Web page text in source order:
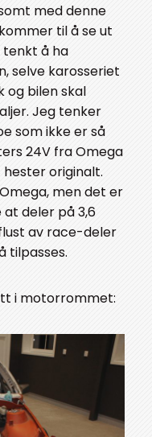
med denne
til å se ut
tenkt å ha
selve karosseriet
og bilen skal
Jeg tenker
som ikke er så
24V fra Omega
hester originalt.
men det er
deler på 3,6
av race-deler
tilpasses.
i motorrommet: